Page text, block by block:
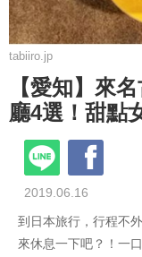
tabiiro.jp
【愛知】來
廳4選！甜點
2019.06.16
到日本旅行，行程不
來休息一下吧？！一